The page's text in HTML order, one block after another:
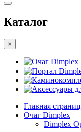
Каталог
×
Очаг Dimplex
Портал
Аксессуары
Главная
Очаг Dimplex
Dimplex